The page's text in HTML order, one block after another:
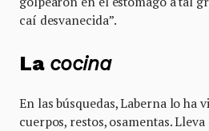
caí desvanecida”.
La cocina
En las búsquedas, Laberna lo ha
cuerpos, restos, osamentas.